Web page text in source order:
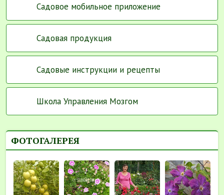
Садовое мобильное приложение
Садовая продукция
Садовые инструкции и рецепты
Школа Управления Мозгом
ФОТОГАЛЕРЕЯ